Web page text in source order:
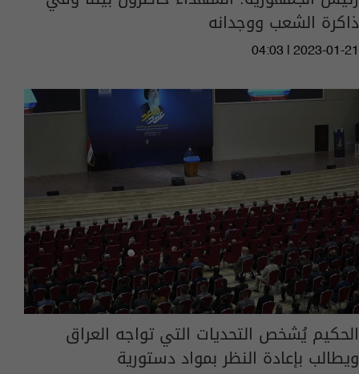
ذاكرة الشعب ووجدانه
04:03 | 2023-01-21
الحكيم يُشخص التحديات التي تواجه العراق
ويطالب بإعادة النظر بمواد دستورية